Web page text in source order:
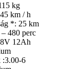
kg
km / h
*: 25 km
480 perc
12Ah
:3.00-6